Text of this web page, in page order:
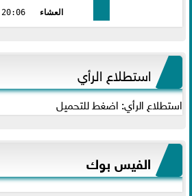
العشاء
20:06
استطلاع الرأي
استطلاع الرأي: اضغط للتحميل
الفيس بوك